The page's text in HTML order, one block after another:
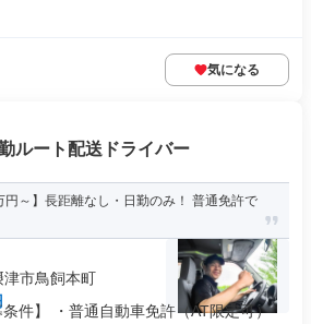
気になる
ルート配送ドライバー
円～】長距離なし・日勤のみ！ 普通免許で
市鳥飼本町
件】 ・普通自動車免許（AT限定可）